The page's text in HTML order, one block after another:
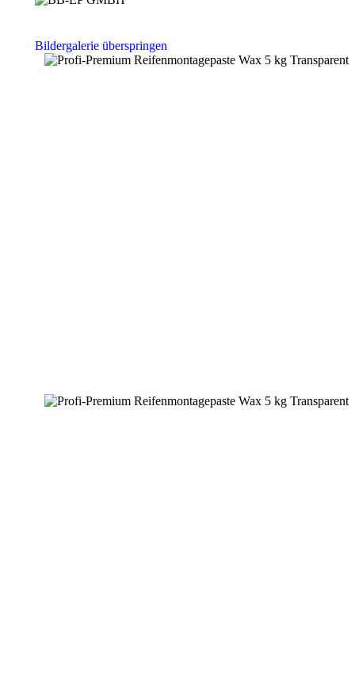
Bildergalerie überspringen